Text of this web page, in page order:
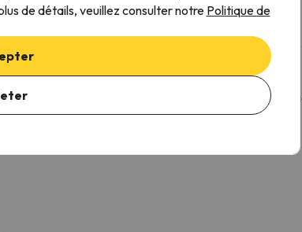
est indispensable que vous nous envoyiez un
de détails, veuillez consulter notre Politique de